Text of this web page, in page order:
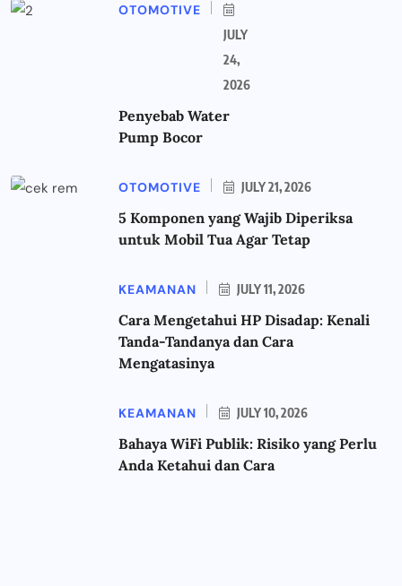
OTOMOTIVE
JULY
24,
2026
Penyebab Water
Pump Bocor
OTOMOTIVE JULY 21, 2026
5 Komponen yang Wajib Diperiksa
untuk Mobil Tua Agar Tetap
KEAMANAN JULY 11, 2026
Cara Mengetahui HP Disadap: Kenali
Tanda-Tandanya dan Cara
Mengatasinya
KEAMANAN JULY 10, 2026
Bahaya WiFi Publik: Risiko yang Perlu
Anda Ketahui dan Cara